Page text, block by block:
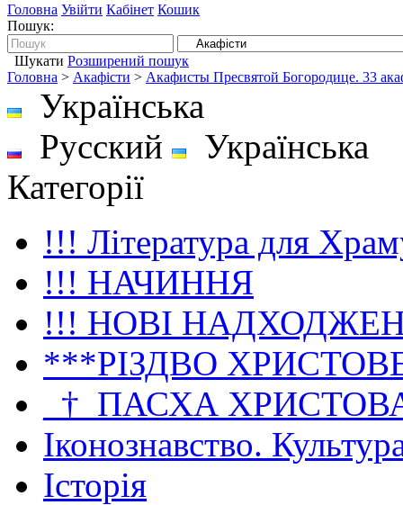
Головна Увійти Кабінет Кошик
Пошук:
Шукати Розширений пошук
Головна > Акафісти > Акафисты Пресвятой Богородице. 33
Українська
Русский
Українська
Категорії
!!! Література для
!!! НАЧИННЯ
!!! НОВІ
***РІЗДВО
_†_ПАСХА
Іконознавство.
Історія